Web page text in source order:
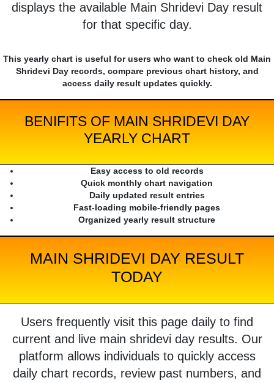
displays the available Main Shridevi Day result
for that specific day.
This yearly chart is useful for users who want to check old Main
Shridevi Day records, compare previous chart history, and
access daily result updates quickly.
BENIFITS OF MAIN SHRIDEVI DAY
YEARLY CHART
Easy access to old records
Quick monthly chart navigation
Daily updated result entries
Fast-loading mobile-friendly pages
Organized yearly result structure
MAIN SHRIDEVI DAY RESULT
TODAY
Users frequently visit this page daily to find
current and live main shridevi day results. Our
platform allows individuals to quickly access
daily chart records, review past numbers, and